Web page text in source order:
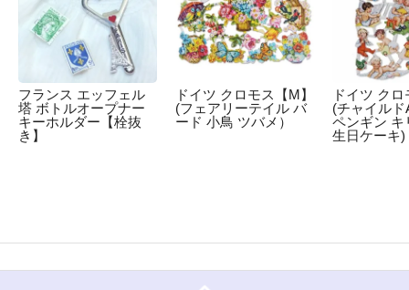
フランス エッフェル
塔 ボトルオープナー
キーホルダー【栓抜
き】
ドイツ クロモス【M】
(フェアリーテイル バ
ード 小鳥 ツバメ）
ドイツ ク
(チャイルド
ペンギン キ
生日ケーキ)